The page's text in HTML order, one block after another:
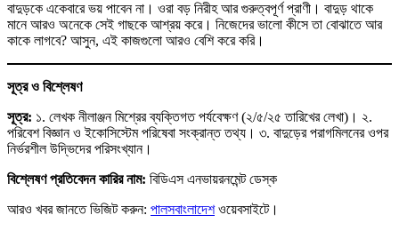
বাদুড়কে একেবারে ভয় পাবেন না। ওরা বড় নিরীহ আর গুরুত্বপূর্ণ প্রাণী। বাদুড় থাকে
মানে আরও অনেকে সেই গাছকে আশ্রয় করে। নিজেদের ভালো কীসে তা বোঝাতে আর
কাকে লাগবে? আসুন, এই কাজগুলো আরও বেশি করে করি।
সূত্র ও বিশ্লেষণ
সূত্র: ১. লেখক নীলাঞ্জন মিশ্রের ব্যক্তিগত পর্যবেক্ষণ (২/৫/২৫ তারিখের লেখা)। ২.
পরিবেশ বিজ্ঞান ও ইকোসিস্টেম পরিষেবা সংক্রান্ত তথ্য। ৩. বাদুড়ের পরাগমিলনের ওপর
নির্ভরশীল উদ্ভিদের পরিসংখ্যান।
বিশ্লেষণ প্রতিবেদন কারির নাম: বিডিএস এনভায়রনমেন্ট ডেস্ক
আরও খবর জানতে ভিজিট করুন: পালসবাংলাদেশওয়েবসাইটে।